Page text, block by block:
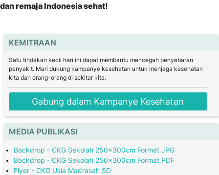
dan remaja Indonesia sehat!
KEMITRAAN
Satu tindakan kecil hari ini dapat membantu mencegah penyebaran
penyakit. Mari dukung kampanye kesehatan untuk menjaga kesehatan
kita dan orang-orang di sekitar kita.
Gabung dalam Kampanye Kesehatan
MEDIA PUBLIKASI
Backdrop - CKG Sekolah 250x300cm Format JPG
Backdrop - CKG Sekolah 250x300cm Format PDF
Flyer - CKG Usia Madrasah SD